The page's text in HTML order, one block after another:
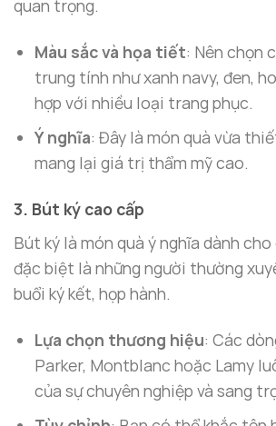
quan trọng.
Màu sắc và họa tiết: Nên chọn
trung tính như xanh navy, đen,
hợp với nhiều loại trang phục.
Ý nghĩa: Đây là món quà vừa
mang lại giá trị thẩm mỹ cao.
3. Bút ký cao cấp
Bút ký là món quà ý nghĩa dành
đặc biệt là những người thường
buổi ký kết, họp hành.
Lựa chọn thương hiệu: Các
Parker, Montblanc hoặc Lamy
của sự chuyên nghiệp và sang